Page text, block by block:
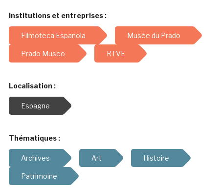
Institutions et entreprises :
Filmoteca Espanola Musée du Prado
Prado Museo RTVE
Localisation :
Espagne
Thématiques :
Archives Art Histoire
Patrimoine